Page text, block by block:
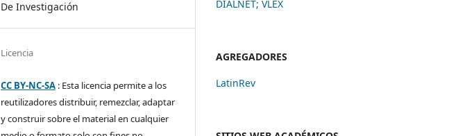
De Investigación
Licencia
CC BY-NC-SA : Esta licencia permite a los
reutilizadores distribuir, remezclar, adaptar
y construir sobre el material en cualquier
DIALNET; VLEX
AGREGADORES
LatinRev